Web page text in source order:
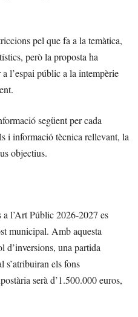
pel que fa a la temàtica,
però la proposta ha
l’espai públic a la intempèrie
següent per cada
i informació tècnica rellevant, la
objectius.
l’Art Públic 2026-2027 es
municipal. Amb aquesta
d’inversions, una partida
s’atribuiran els fons
serà d’1.500.000 euros,